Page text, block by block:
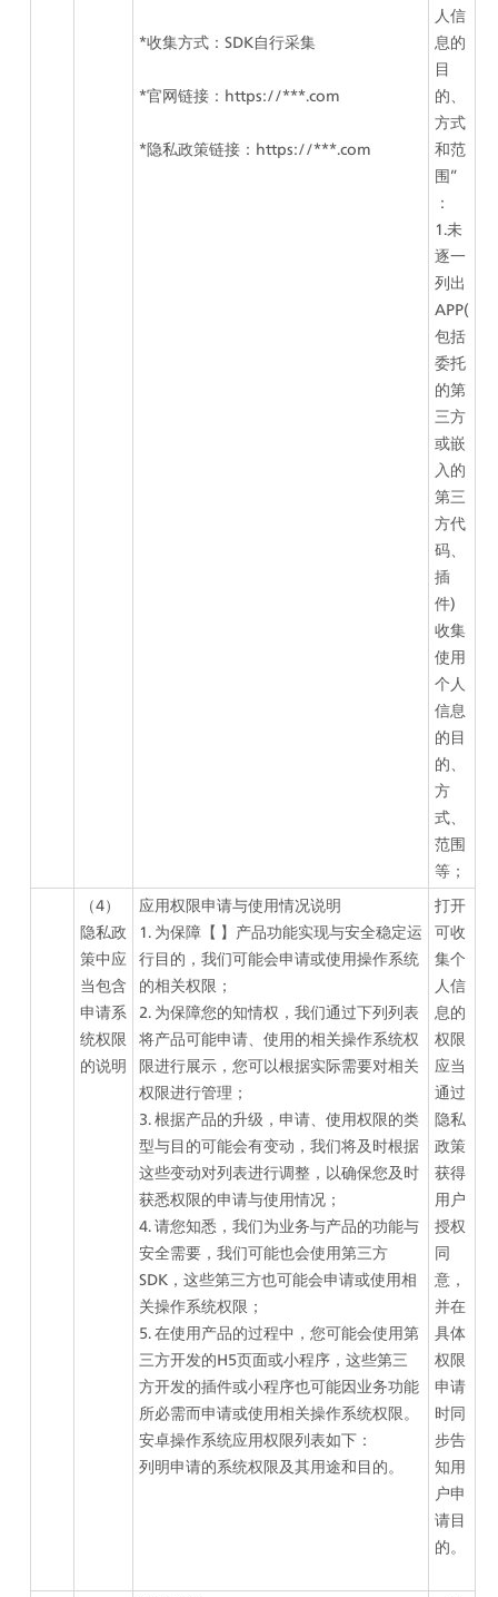
*收集方式：SDK自行采集
*官网链接：​https://***.com
*隐私政策链接：https://***.com
人信
息的
目
的、
方式
和范
围”
：
1.未
逐一
列出
APP(
包括
委托
的第
三方
或嵌
入的
第三
方代
码、
插
件)
收集
使用
个人
信息
的目
的、
方
式、
范围
等；
（4）
隐私政
策中应
当包含
申请系
统权限
的说明
应用权限申请与使用情况说明
1. 为保障【 】产品功能实现与安全稳定运
行目的，我们可能会申请或使用操作系统
的相关权限；
2. 为保障您的知情权，我们通过下列列表
将产品可能申请、使用的相关操作系统权
限进行展示，您可以根据实际需要对相关
权限进行管理；
3. 根据产品的升级，申请、使用权限的类
型与目的可能会有变动，我们将及时根据
这些变动对列表进行调整，以确保您及时
获悉权限的申请与使用情况；
4. 请您知悉，我们为业务与产品的功能与
安全需要，我们可能也会使用第三方
SDK，这些第三方也可能会申请或使用相
关操作系统权限；
5. 在使用产品的过程中，您可能会使用第
三方开发的H5页面或小程序，这些第三
方开发的插件或小程序也可能因业务功能
所必需而申请或使用相关操作系统权限。
安卓操作系统应用权限列表如下：
列明申请的系统权限及其用途和目的。
打开
可收
集个
人信
息的
权限
应当
通过
隐私
政策
获得
用户
授权
同
意，
并在
具体
权限
申请
时同
步告
知用
户申
请目
的。